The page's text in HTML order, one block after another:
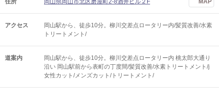
アクセス
岡山駅から、徒歩10分。柳川交差点ロータリー内/髪質改善/水素
トリートメント/
道案内
岡山駅から、徒歩10分。柳川交差点ロータリー内 桃太郎大通り
沿い 岡山駅前から表町の丁度間/髪質改善/水素トリートメント/j
女性カット/メンズカット/トリートメント/